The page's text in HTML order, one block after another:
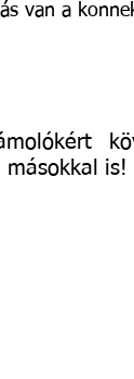
van a
másokkal is!